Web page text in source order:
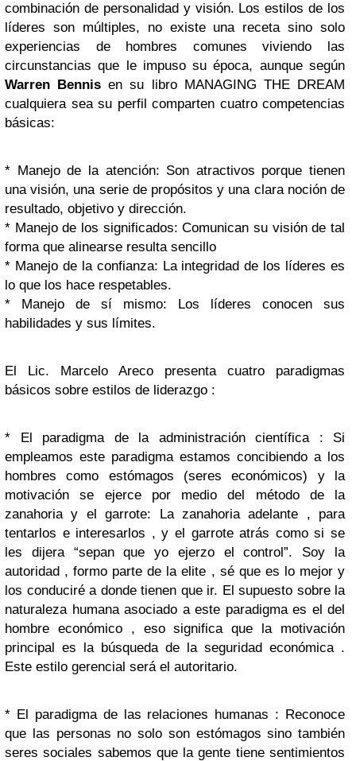
combinación de personalidad y visión. Los estilos de los
líderes son múltiples, no existe una receta sino solo
experiencias de hombres comunes viviendo las
circunstancias que le impuso su época, aunque según
Warren Bennis en su libro MANAGING THE DREAM
cualquiera sea su perfil comparten cuatro competencias
básicas:
* Manejo de la atención: Son atractivos porque tienen
una visión, una serie de propósitos y una clara noción de
resultado, objetivo y dirección.
* Manejo de los significados: Comunican su visión de tal
forma que alinearse resulta sencillo
* Manejo de la confianza: La integridad de los líderes es
lo que los hace respetables.
* Manejo de sí mismo: Los líderes conocen sus
habilidades y sus límites.
El Lic. Marcelo Areco presenta cuatro paradigmas
básicos sobre estilos de liderazgo :
* El paradigma de la administración científica : Si
empleamos este paradigma estamos concibiendo a los
hombres como estómagos (seres económicos) y la
motivación se ejerce por medio del método de la
zanahoria y el garrote: La zanahoria adelante , para
tentarlos e interesarlos , y el garrote atrás como si se
les dijera “sepan que yo ejerzo el control”. Soy la
autoridad , formo parte de la elite , sé que es lo mejor y
los conduciré a donde tienen que ir. El supuesto sobre la
naturaleza humana asociado a este paradigma es el del
hombre económico , eso significa que la motivación
principal es la búsqueda de la seguridad económica .
Este estilo gerencial será el autoritario.
* El paradigma de las relaciones humanas : Reconoce
que las personas no solo son estómagos sino también
seres sociales sabemos que la gente tiene sentimientos